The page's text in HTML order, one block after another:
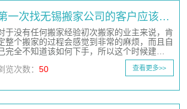
一次找无锡搬家公司的客户应该…
于没有任何搬家经验初次搬家的业主来说，肯
整个搬家的过程会感觉到非常的麻烦，而且自
完全不知道该如何下手，所以这个时候建…
览次数：50 查看更多>>